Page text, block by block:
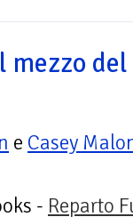
mezzo del
e Casey
- Reparto